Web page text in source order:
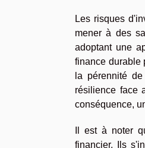
Les risques
mener à des
adoptant une
finance durable
la pérennité
résilience face
conséquence,
Il est à noter
financier. Ils